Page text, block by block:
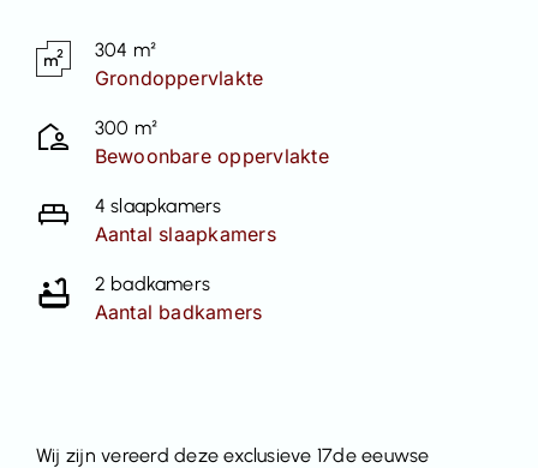
304 m²
Grondoppervlakte
300 m²
Bewoonbare oppervlakte
4 slaapkamers
Aantal slaapkamers
2 badkamers
Aantal badkamers
Wij zijn vereerd deze exclusieve 17de eeuwse